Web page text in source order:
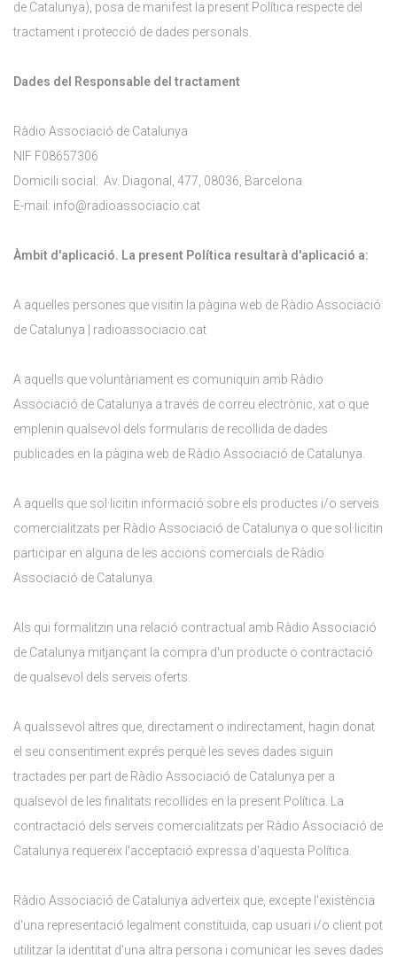
de Catalunya), posa de manifest la present Política respecte del
tractament i protecció de dades personals.
Dades del Responsable del tractament
Ràdio Associació de Catalunya
NIF F08657306
Domicili social: Av. Diagonal, 477, 08036, Barcelona
E-mail: info@radioassociacio.cat
Àmbit d'aplicació. La present Política resultarà d'aplicació a:
A aquelles persones que visitin la pàgina web de Ràdio Associació
de Catalunya | radioassociacio.cat
A aquells que voluntàriament es comuniquin amb Ràdio
Associació de Catalunya a través de correu electrònic, xat o que
emplenin qualsevol dels formularis de recollida de dades
publicades en la pàgina web de Ràdio Associació de Catalunya.
A aquells que sol·licitin informació sobre els productes i/o serveis
comercialitzats per Ràdio Associació de Catalunya o que sol·licitin
participar en alguna de les accions comercials de Ràdio
Associació de Catalunya.
Als qui formalitzin una relació contractual amb Ràdio Associació
de Catalunya mitjançant la compra d'un producte o contractació
de qualsevol dels serveis oferts.
A qualssevol altres que, directament o indirectament, hagin donat
el seu consentiment exprés perquè les seves dades siguin
tractades per part de Ràdio Associació de Catalunya per a
qualsevol de les finalitats recollides en la present Política. La
contractació dels serveis comercialitzats per Ràdio Associació de
Catalunya requereix l'acceptació expressa d'aquesta Política.
Ràdio Associació de Catalunya adverteix que, excepte l'existència
d'una representació legalment constituïda, cap usuari i/o client pot
utilitzar la identitat d'una altra persona i comunicar les seves dades